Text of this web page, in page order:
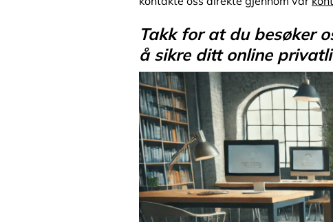
Takk for at du besøker
å sikre ditt online